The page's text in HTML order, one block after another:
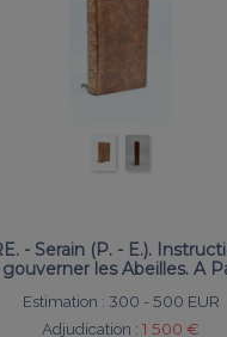
- Serain (P. - E.).
les Abeilles. A
Estimation : 300 - 500 EUR
Adjudication : 1 500 €